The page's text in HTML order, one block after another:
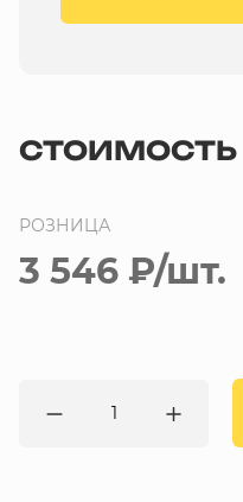
СТОИМОСТЬ
РОЗНИЦА
3 546 ₽/шт.